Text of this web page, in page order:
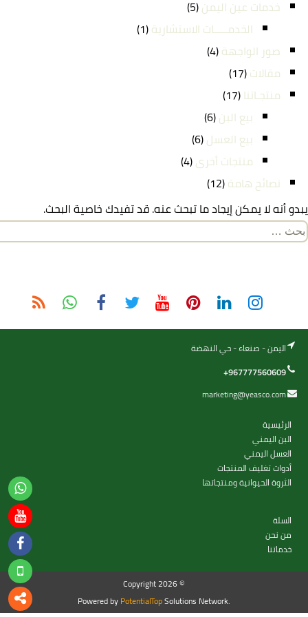
خدمات عين اليمن(5)
الخدمـــــات الاستشارية(1)
صور الواجهة(4)
مقالات(17)
منتجـاتنا (17)
بيع البن(6)
بيع العسل(6)
منتجات أخرى(4)
نصائح هامة(12)
يبدو أنه لا يمكن إيجاد ما تبحث عنه. قد تفيدك خاصية البحث.
البحث
اليمن - صنعاء - حي النهضة
+967777560609
marketing@yeasco.com
الرئيسية
البن اليمني
العسل اليمني
أدوات تغليف المنتجات
الثروة الحيوانية ومنتجاتها
السلة
من نحن
خدماتنا
Copyright 2026 ©
Powered byPotentialTopSolutions Network.